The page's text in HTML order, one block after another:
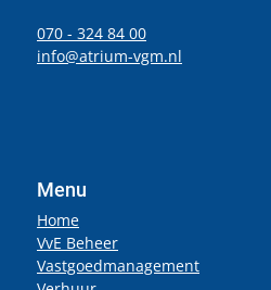
070 - 324 84 00
info@atrium-vgm.nl
Menu
Home
VvE Beheer
Vastgoedmanagement